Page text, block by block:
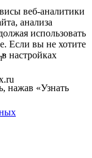
веб-аналитики
анализа
использовать
Если вы не хотите
настройках
нажав «Узнать